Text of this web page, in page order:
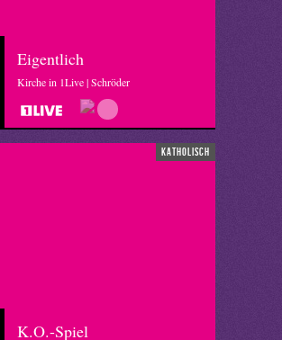
Eigentlich
Kirche in 1Live | Schröder
katholisch
K.O.-Spiel